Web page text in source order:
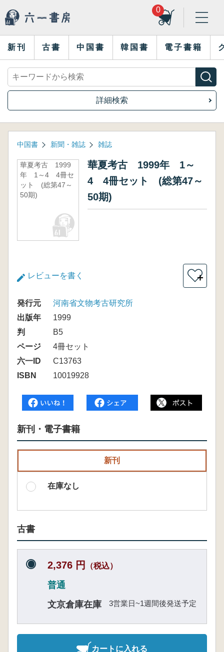
0
新刊 古書 中国書 韓国書 電子書籍
詳細検索
中国書 新聞・雑誌 雑誌
華夏考古 1999
年 1～4 4冊セ
ット (総第47～
50期)
華夏考古 1999年 1～
4 4冊セット (総第47～
50期)
レビューを書く ＋
発行元
河南省文物考古研究所
出版年
1999
判
B5
ページ
4冊セット
六一ID
C13763
ISBN
10019928
新刊・電子書籍
新刊
在庫なし
古書
2,376 円 （税込）
普通
文京倉庫在庫
3営業日~1週間後発送予定
カートに入れる